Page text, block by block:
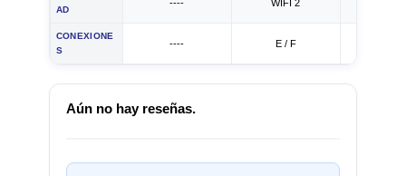
AD
---- WIFI 2
CONEXIONE
S
---- E / F
Aún no hay reseñas.